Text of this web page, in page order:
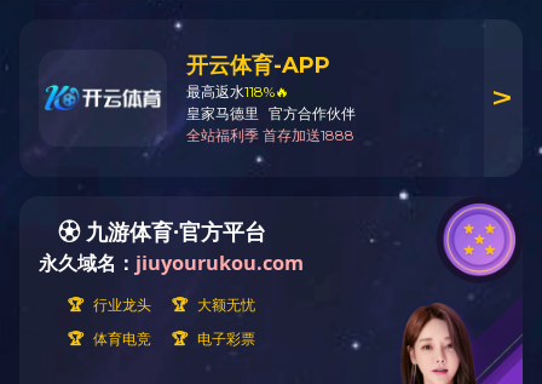
官方微信公众号
Copyright 2022 开云（电子官方网站）KAIYUN
版权所有赣ICP备16008258号
恒网络